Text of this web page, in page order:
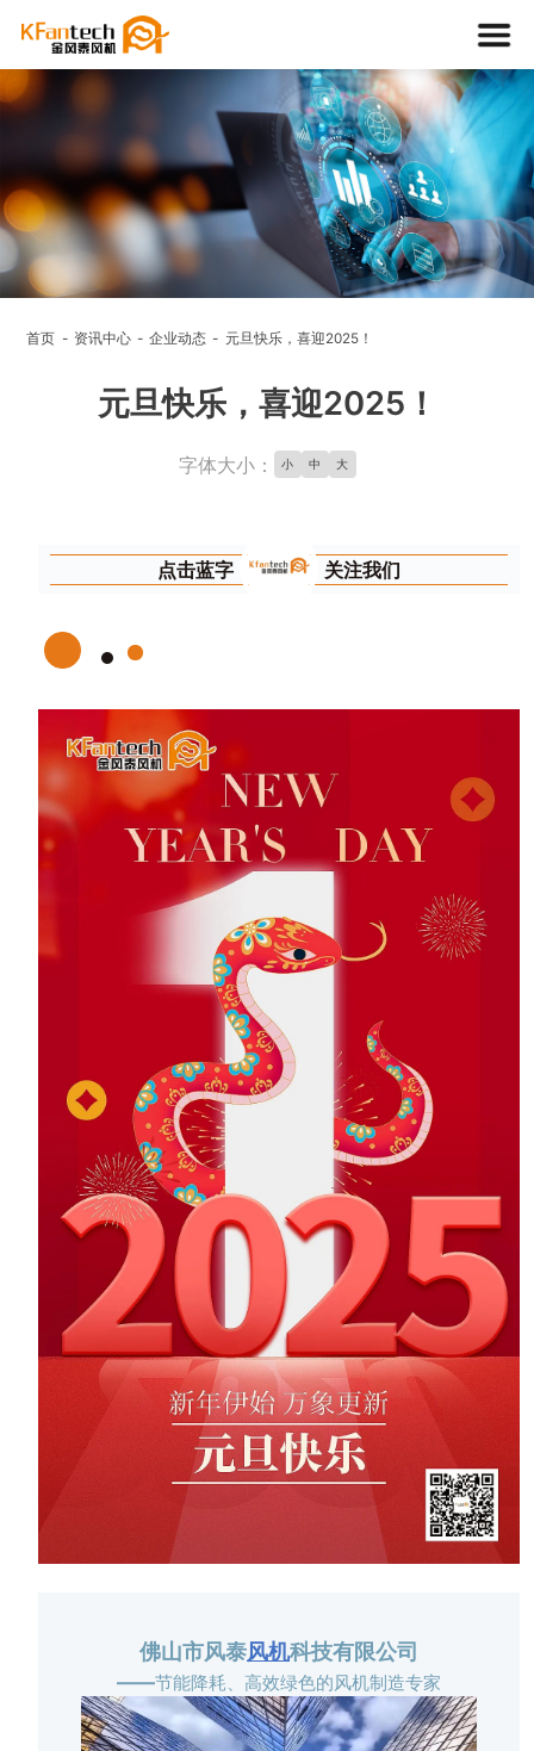
首页 资讯中心 企业动态 元旦快乐，喜迎2025！
元旦快乐，喜迎2025！
字体大小： 小 中 大
点击蓝字 关注我们
佛山市风泰风机科技有限公司
——节能降耗、高效绿色的风机制造专家